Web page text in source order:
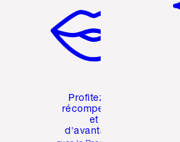
Profitez de
récompenses
et
d'avantages